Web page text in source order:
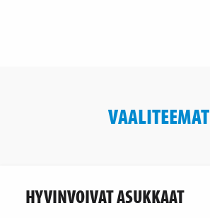
VAALITEEMAT
HYVINVOIVAT ASUKKAAT